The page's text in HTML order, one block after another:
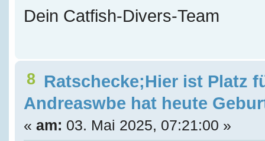
Dein Catfish-Divers-Team
8 Ratschecke;Hier ist Platz
Andreaswbe hat heute
« am: 03. Mai 2025, 07:21:00 »